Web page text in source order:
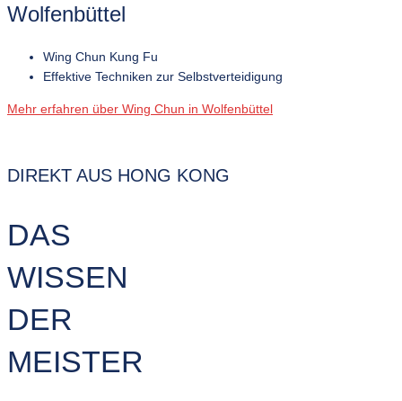
Wolfenbüttel
Wing Chun Kung Fu
Effektive Techniken zur Selbstverteidigung
Mehr erfahren über Wing Chun in Wolfenbüttel
DIREKT AUS HONG KONG
DAS
WISSEN
DER
MEISTER